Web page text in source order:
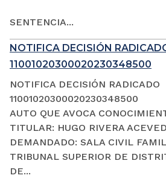
SENTENCIA...
NOTIFICA DECISIÓN
11001020300020230348500
NOTIFICA DECISIÓN RADICADO
11001020300020230348500
AUTO QUE AVOCA
TITULAR: HUGO RIVERA
DEMANDADO: SALA CIVIL
TRIBUNAL SUPERIOR DE
DE...